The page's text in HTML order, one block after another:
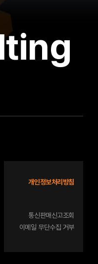
개인정보처리방침
통신판매신고조회
이메일 무단수집 거부